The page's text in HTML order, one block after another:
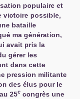
populaire et
victoire possible,
bataille
ma génération,
avait pris la
gérer les
dans cette
pression militante
des élus pour le
25e congrès une